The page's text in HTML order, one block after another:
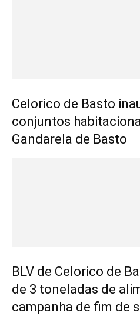
Celorico de Basto
conjuntos
Gandarela de Basto
BLV de Celorico de
de 3 toneladas de
campanha de fim de